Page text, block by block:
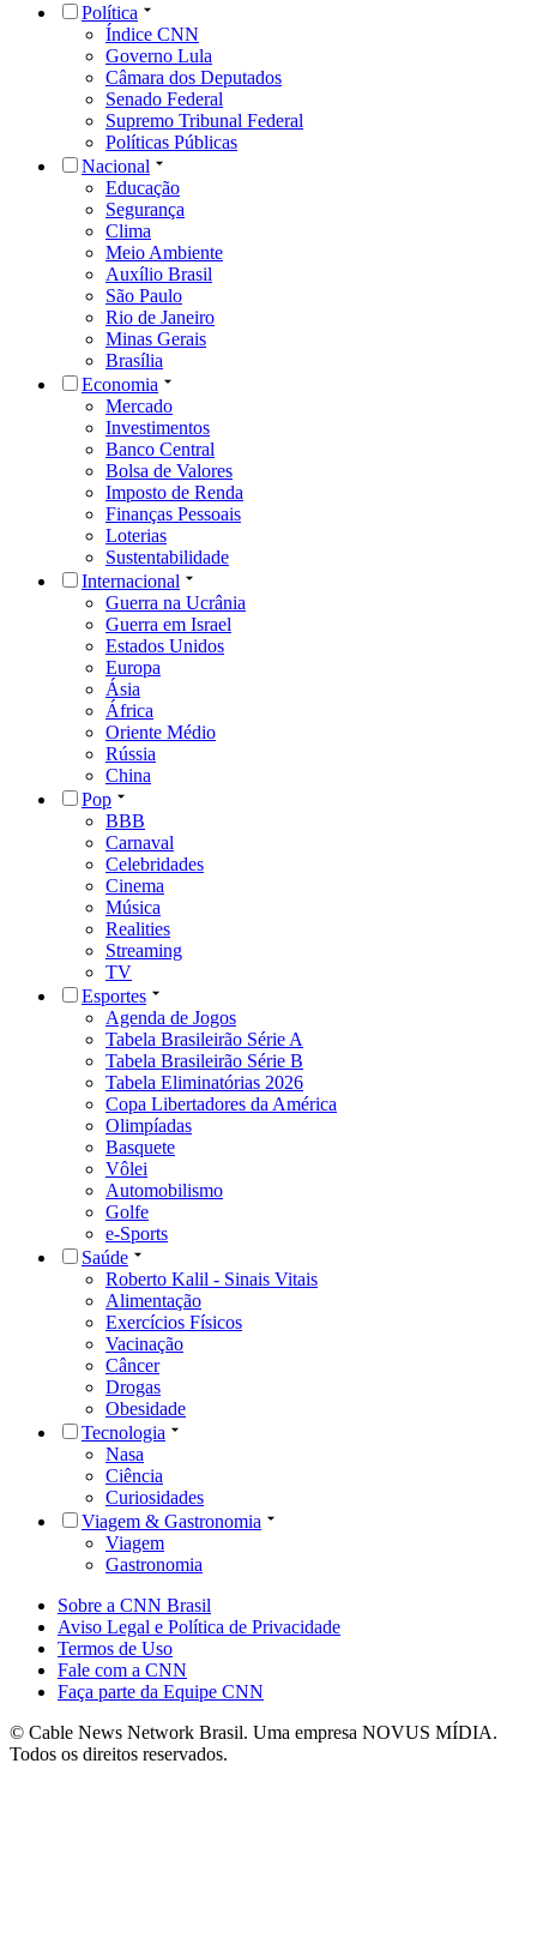
Política
Índice CNN
Governo Lula
Câmara dos Deputados
Senado Federal
Supremo Tribunal Federal
Políticas Públicas
Nacional
Educação
Segurança
Clima
Meio Ambiente
Auxílio Brasil
São Paulo
Rio de Janeiro
Minas Gerais
Brasília
Economia
Mercado
Investimentos
Banco Central
Bolsa de Valores
Imposto de Renda
Finanças Pessoais
Loterias
Sustentabilidade
Internacional
Guerra na Ucrânia
Guerra em Israel
Estados Unidos
Europa
Ásia
África
Oriente Médio
Rússia
China
Pop
BBB
Carnaval
Celebridades
Cinema
Música
Realities
Streaming
TV
Esportes
Agenda de Jogos
Tabela Brasileirão Série A
Tabela Brasileirão Série B
Tabela Eliminatórias 2026
Copa Libertadores da América
Olimpíadas
Basquete
Vôlei
Automobilismo
Golfe
e-Sports
Saúde
Roberto Kalil - Sinais Vitais
Alimentação
Exercícios Físicos
Vacinação
Câncer
Drogas
Obesidade
Tecnologia
Nasa
Ciência
Curiosidades
Viagem & Gastronomia
Viagem
Gastronomia
Sobre a CNN Brasil
Aviso Legal e Política de Privacidade
Termos de Uso
Fale com a CNN
Faça parte da Equipe CNN
© Cable News Network Brasil. Uma empresa NOVUS MÍDIA.
Todos os direitos reservados.